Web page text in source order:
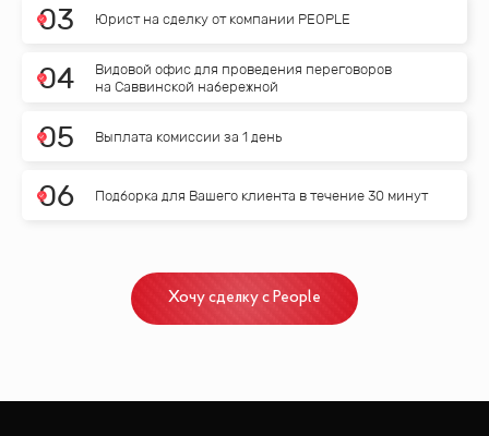
03 Юрист на сделку от компании PEOPLE
04
Видовой офис для проведения переговоров
на Саввинской набережной
05 Выплата комиссии за 1 день
06 Подборка для Вашего клиента в течение 30 минут
Хочу сделку с People